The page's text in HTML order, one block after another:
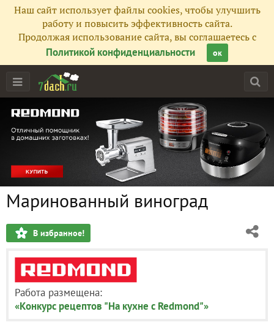
Наш сайт использует файлы cookies, чтобы улучшить
работу и повысить эффективность сайта.
Продолжая использование сайта, вы соглашаетесь с
Политикой конфиденциальности
ок
Маринованный виноград
В избранное!
Работа размещена:
«Конкурс рецептов "На кухне с Redmond"»